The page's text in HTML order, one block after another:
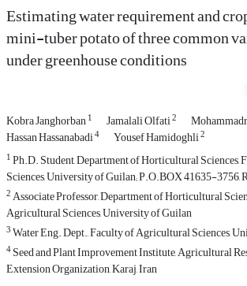
Estimating water requirement and
mini-tuber potato of three common
under greenhouse conditions
Kobra Janghorban1 Jamalali Olfati2
Hassan Hassanabadi4 Yousef Hamidoghli2
1Ph.D. Student, Department of Horticultural
Sciences, University of Guilan; P.O.BOX 41635-3756,
2Associate Professor, Department of Horticultural
Agricultural Sciences, University of Guilan
3Water Eng. Dept., Faculty of Agricultural Sciences,
4Seed and Plant Improvement Institute, Agricultural
Extension Organization, Karaj, Iran